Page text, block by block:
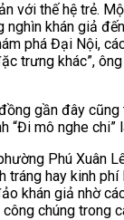
với thế hệ trẻ.
khán giả
phá Đại Nội,
trưng khác”, ông
gần đây cũng
“Đi mô nghe chi”
Phú Xuân
tráng hay kinh phí
khán giả nhờ
chúng trong